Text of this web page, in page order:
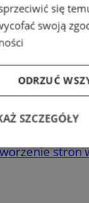
lokalne
stron
się
swoją
ODRZUĆ
SZCZEGÓŁY